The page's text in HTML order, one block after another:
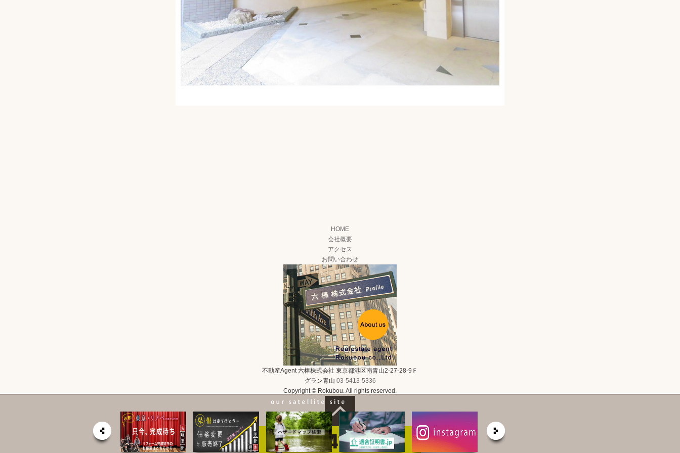
HOME
会社概要
アクセス
お問い合わせ
不動産Agent 六棒株式会社 東京都港区南青山2-27-28-9Ｆ
グラン青山 03-5413-5336
Copyright © Rokubou. All rights reserved.